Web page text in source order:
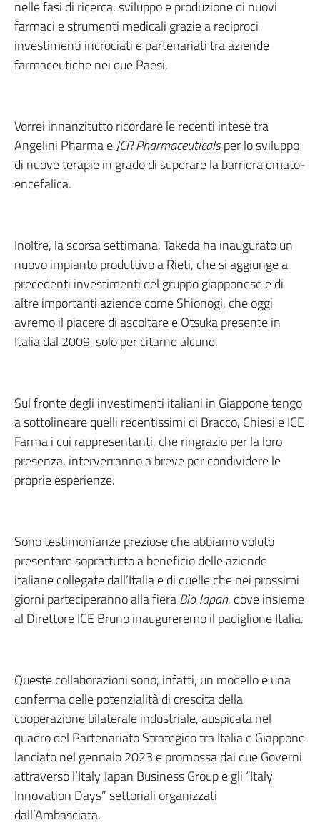
nelle fasi di ricerca, sviluppo e produzione di nuovi
farmaci e strumenti medicali grazie a reciproci
investimenti incrociati e partenariati tra aziende
farmaceutiche nei due Paesi.
Vorrei innanzitutto ricordare le recenti intese tra
Angelini Pharma eJCR Pharmaceuticalsper lo sviluppo
di nuove terapie in grado di superare la barriera emato-
encefalica.
Inoltre, la scorsa settimana, Takeda ha inaugurato un
nuovo impianto produttivo a Rieti, che si aggiunge a
precedenti investimenti del gruppo giapponese e di
altre importanti aziende come Shionogi, che oggi
avremo il piacere di ascoltare e Otsuka presente in
Italia dal 2009, solo per citarne alcune.
Sul fronte degli investimenti italiani in Giappone tengo
a sottolineare quelli recentissimi di Bracco, Chiesi e ICE
Farma i cui rappresentanti, che ringrazio per la loro
presenza, interverranno a breve per condividere le
proprie esperienze.
Sono testimonianze preziose che abbiamo voluto
presentare soprattutto a beneficio delle aziende
italiane collegate dall’Italia e di quelle che nei prossimi
giorni parteciperanno alla fieraBio Japan, dove insieme
al Direttore ICE Bruno inaugureremo il padiglione Italia.
Queste collaborazioni sono, infatti, un modello e una
conferma delle potenzialità di crescita della
cooperazione bilaterale industriale, auspicata nel
quadro del Partenariato Strategico tra Italia e Giappone
lanciato nel gennaio 2023 e promossa dai due Governi
attraverso l’Italy Japan Business Group e gli “Italy
Innovation Days” settoriali organizzati
dall’Ambasciata.